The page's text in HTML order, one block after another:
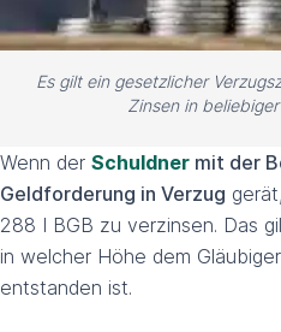
Es gilt ein gesetzlicher
Zinsen in
Wenn der Schuldner mit der
Geldforderung in Verzug
288 I BGB zu verzinsen. Das
in welcher Höhe dem
entstanden ist.